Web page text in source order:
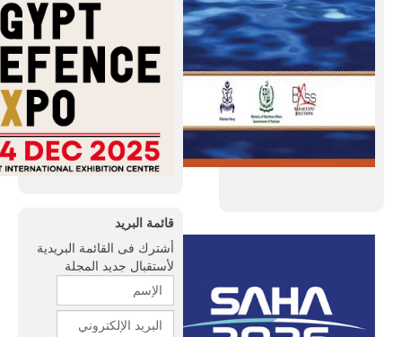
قائمة البريد
أشترك فى القائمة البريدية
لأستقبال جديد المجلة